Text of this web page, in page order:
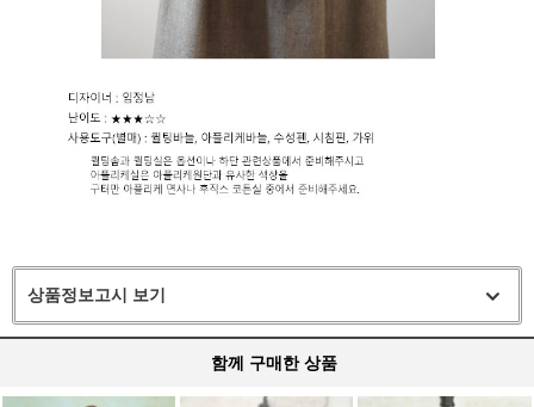
상품정보고시 보기
함께 구매한 상품